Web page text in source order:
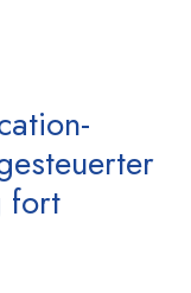
fort